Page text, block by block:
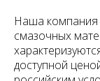
Наша компания
смазочных
доступной